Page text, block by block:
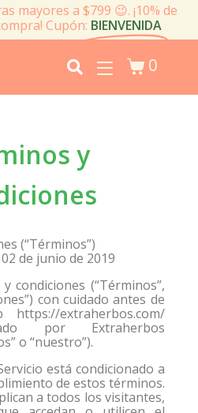
mayores a $799 😉. ¡10% de
Cupón: BIENVENIDA
0
y
(“Términos”)
de junio de 2019
condiciones (“Términos”,
con cuidado antes de
extraherbos.com/
por Extraherbos
o “nuestro”).
está condicionado a
de estos términos.
a todos los visitantes,